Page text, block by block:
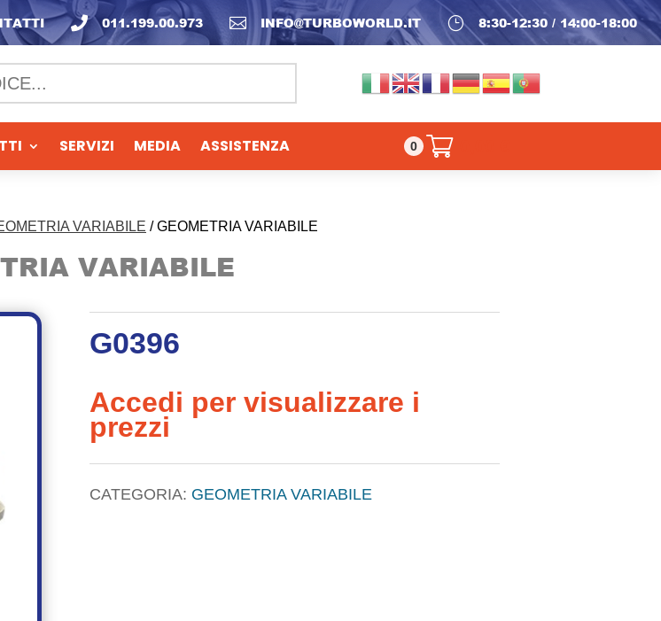
} 8:30-12:30 / 14:00-18:00
 INFO@TURBOWORLD.IT
 011.199.00.973
SERVIZI MEDIA ASSISTENZA 0
VARIABILE / GEOMETRIA VARIABILE
VARIABILE
G0396
Accedi per visualizzare i
prezzi
CATEGORIA: GEOMETRIA VARIABILE